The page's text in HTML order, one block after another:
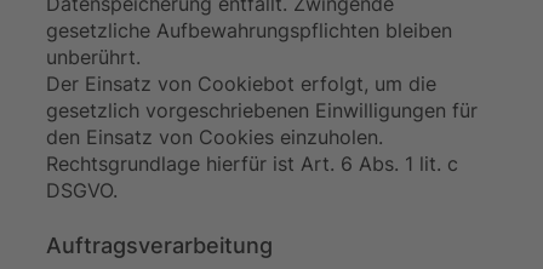
gesetzliche Aufbewahrungspflichten bleiben
unberührt.
Der Einsatz von Cookiebot erfolgt, um die
gesetzlich vorgeschriebenen Einwilligungen für
den Einsatz von Cookies einzuholen.
Rechtsgrundlage hierfür ist Art. 6 Abs. 1 lit. c
DSGVO.
Auftragsverarbeitung